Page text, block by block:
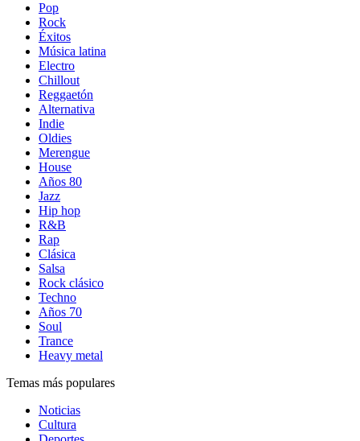
Pop
Rock
Éxitos
Música latina
Electro
Chillout
Reggaetón
Alternativa
Indie
Oldies
Merengue
House
Años 80
Jazz
Hip hop
R&B
Rap
Clásica
Salsa
Rock clásico
Techno
Años 70
Soul
Trance
Heavy metal
Temas más populares
Noticias
Cultura